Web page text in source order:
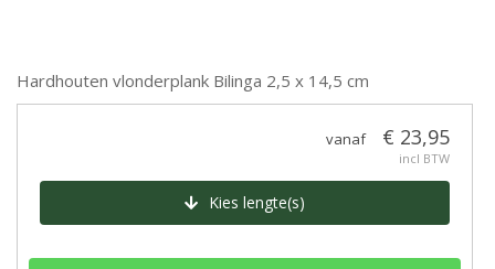
Hardhouten vlonderplank Bilinga 2,5 x 14,5 cm
vanaf € 23,95
incl BTW
Kies lengte(s)